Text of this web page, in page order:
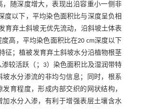
，随深度增大，表现出沿容重小一侧非
度以下，平均染色面积比与深度呈负相
育弃土斜坡无优先流动，沿斜坡土体表
高，平均染色面积比在20 cm深度以下
征；植被发育弃土斜坡水分沿植物根茎
较活跃（；3）染色面积比及湿润带特
坡水分渗流的非均匀信息；同时，根系
育程度，形成内部交织的网状结构，
加水分入渗，有利于增强表层土壤含水